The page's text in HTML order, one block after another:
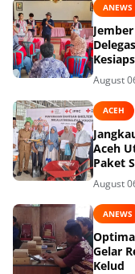
ANEWS
dan
August
ACEH
Aceh
Paket
August
ANEWS
Gelar
Kelud